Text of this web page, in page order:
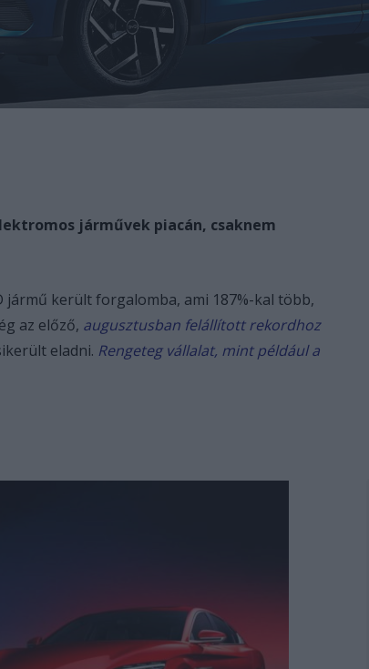
járművek piacán, csaknem
jármű került forgalomba, ami 187%-kal több,
az előző, augusztusban felállított rekordhoz
eladni. Rengeteg vállalat, mint például a